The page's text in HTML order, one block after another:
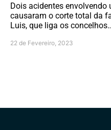
Dois acidentes
causaram o corte total da
Luis, que liga os
22 de Fevereiro, 2023